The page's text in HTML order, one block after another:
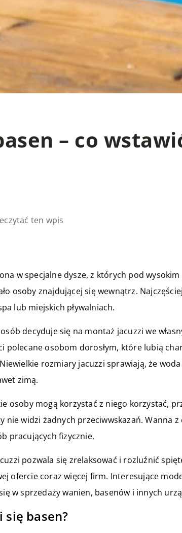
– co
ten wpis
w specjalne dysze, z których pod wysokim
osoby znajdującej się wewnątrz.
lub miejskich pływalniach.
decyduje się na montaż jacuzzi we
polecane osobom dorosłym, które lubią
rozmiary jacuzzi sprawiają, że
zimą.
osoby mogą korzystać z niego korzystać,
nie widzi żadnych przeciwwskazań. Wanna
pracujących fizycznie.
pozwala się zrelaksować i rozluźnić
ofercie coraz więcej firm. Interesujące
w sprzedaży wanien, basenów i innych
się basen?